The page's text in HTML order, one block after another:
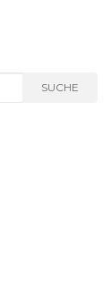
SUCHE